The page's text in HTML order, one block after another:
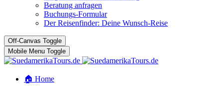
Beratung anfragen
Buchungs-Formular
Der Reisenfinder: Deine Wunsch-Reise
Off-Canvas Toggle
Mobile Menu Toggle
🏠 Home